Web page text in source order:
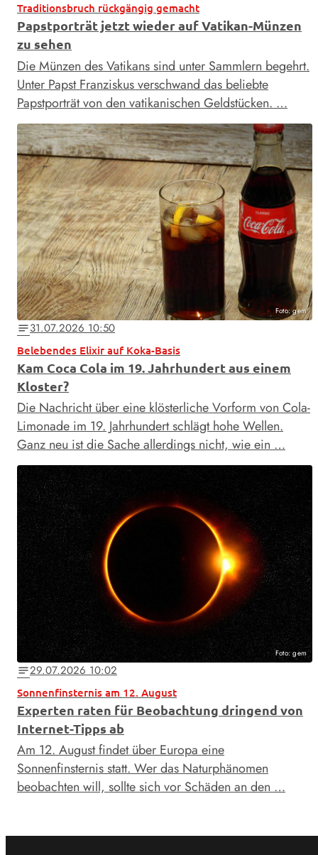
Traditionsbruch rückgängig gemacht
Papstporträt jetzt wieder auf Vatikan-Münzen
zu sehen
Die Münzen des Vatikans sind unter Sammlern begehrt.
Unter Papst Franziskus verschwand das beliebte
Papstporträt von den vatikanischen Geldstücken. …
Foto: gem
notes31.07.2026 10:50
Belebendes Elixir auf Koka-Basis
Kam Coca Cola im 19. Jahrhundert aus einem
Kloster?
Die Nachricht über eine klösterliche Vorform von Cola-
Limonade im 19. Jahrhundert schlägt hohe Wellen.
Ganz neu ist die Sache allerdings nicht, wie ein …
Foto: gem
notes29.07.2026 10:02
Sonnenfinsternis am 12. August
Experten raten für Beobachtung dringend von
Internet-Tipps ab
Am 12. August findet über Europa eine
Sonnenfinsternis statt. Wer das Naturphänomen
beobachten will, sollte sich vor Schäden an den …